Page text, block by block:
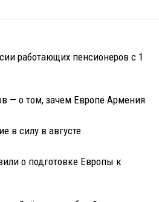
работающих пенсионеров с 1
— о том, зачем Европе Армения
в силу в августе
о подготовке Европы к